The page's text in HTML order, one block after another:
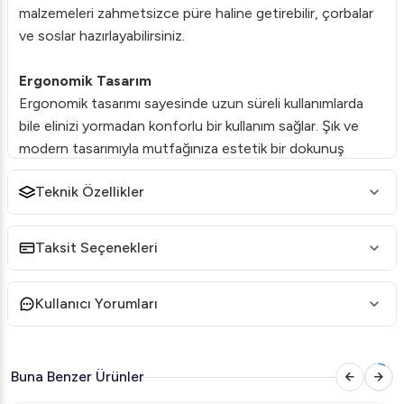
malzemeleri zahmetsizce püre haline getirebilir, çorbalar
ve soslar hazırlayabilirsiniz.
Ergonomik Tasarım
Ergonomik tasarımı sayesinde uzun süreli kullanımlarda
bile elinizi yormadan konforlu bir kullanım sağlar. Şık ve
modern tasarımıyla mutfağınıza estetik bir dokunuş
getirir.
Paslanmaz Çelik Bıçaklar
Paslanmaz çelik bıçaklar, sağlamlık ve dayanıklılığı ile uzun
ömürlü kullanım sunar. Bıçaklar, kolay temizlik için özel
olarak tasarlanmıştır, böylece hijyen standartlarını
koruyarak güvenli bir kullanım sağlar.
Değişken hız ayarı ile farklı türdeki yiyecekleri hazırlarken
kontrol ve esnekliği sağlayabilirsiniz. İnce dokunuşlar
Teknik Özellikler
Taksit Seçenekleri
Kullanıcı Yorumları
Buna Benzer Ürünler